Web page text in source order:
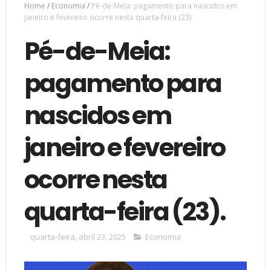
Home / Economia / Pé-de-Meia: pagamento para nascidos em
janeiro e fevereiro ocorre nesta quarta-feira (23).
Pé-de-Meia:
pagamento para
nascidos em
janeiro e fevereiro
ocorre nesta
quarta-feira (23).
quarta-feira, abril 23, 2025 Economia